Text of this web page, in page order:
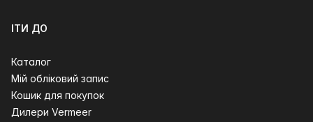
ІТИ ДО
Каталог
Мій обліковий запис
Кошик для покупок
Дилери Vermeer